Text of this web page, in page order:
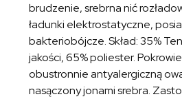
brudzenie, srebrna nić
ładunki elektrostatyczne,
bakteriobójcze. Skład: 35%
jakości, 65% poliester.
obustronnie antyalergiczną
nasączony jonami srebra.